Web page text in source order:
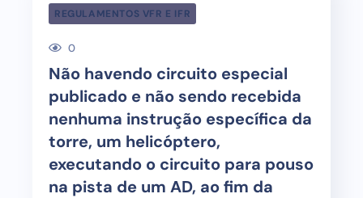
REGULAMENTOS VFR E IFR
0
Não havendo circuito especial
publicado e não sendo recebida
nenhuma instrução específica da
torre, um helicóptero,
executando o circuito para pouso
na pista de um AD, ao fim da